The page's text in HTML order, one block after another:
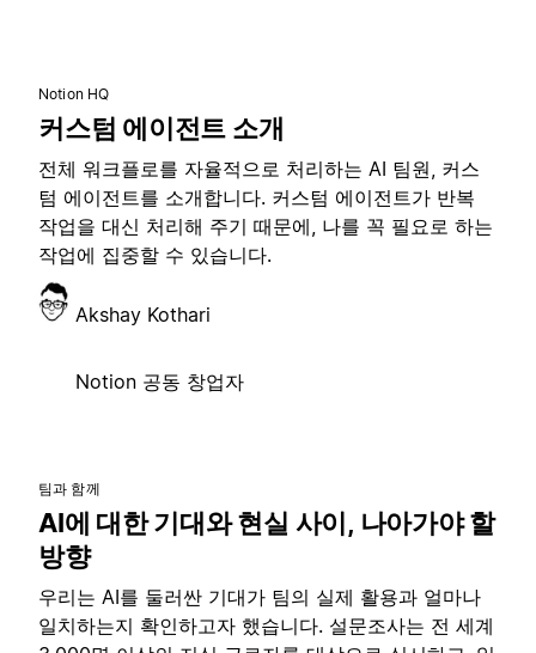
Notion HQ
커스텀 에이전트 소개
전체 워크플로를 자율적으로 처리하는 AI 팀원, 커스
텀 에이전트를 소개합니다. 커스텀 에이전트가 반복
작업을 대신 처리해 주기 때문에, 나를 꼭 필요로 하는
작업에 집중할 수 있습니다.
Akshay Kothari
Notion 공동 창업자
팀과 함께
AI에 대한 기대와 현실 사이, 나아가야 할
방향
우리는 AI를 둘러싼 기대가 팀의 실제 활용과 얼마나
일치하는지 확인하고자 했습니다. 설문조사는 전 세계